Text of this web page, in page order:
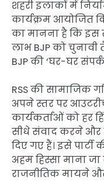
शहरी इलाकों में
कार्यक्रम आयोजित
का मानना है कि इस
लाभ BJP को चुनावी
BJP की ‘घर-घर
RSS की सामाजिक
अपने स्तर पर
कार्यकर्ताओं को हर
सीधे संवाद करने और
दिए गए हैं। इसे
अहम हिस्सा माना जा
राजनीतिक मायने